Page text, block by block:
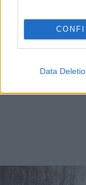
Data